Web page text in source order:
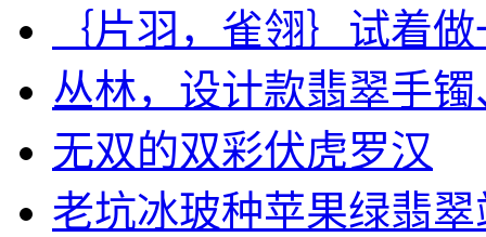
｛片羽，雀翎｝试着
丛林，设计款翡翠手镯
无双的双彩伏虎罗汉
老坑冰玻种苹果绿翡翠